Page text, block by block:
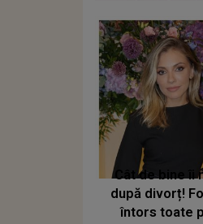
Cât de bine îi
după divorț!
întors toate